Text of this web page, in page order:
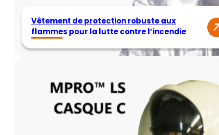
Vêtement de protection robuste aux
flammes pour la lutte contre l’incendie